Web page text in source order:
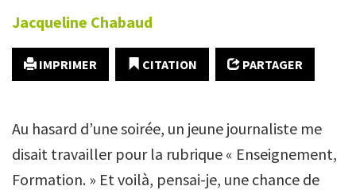
Jacqueline Chabaud
IMPRIMER CITATION PARTAGER
Au hasard d’une soirée, un jeune journaliste me
disait travailler pour la rubrique « Enseignement,
Formation. » Et voilà, pensai-je, une chance de